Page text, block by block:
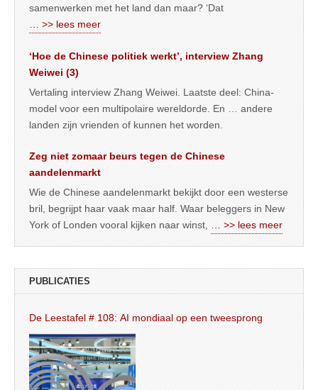
samenwerken met het land dan maar? ‘Dat
… >> lees meer
‘Hoe de Chinese politiek werkt’, interview Zhang
Weiwei (3)
Vertaling interview Zhang Weiwei. Laatste deel: China-
model voor een multipolaire wereldorde. En … andere
landen zijn vrienden of kunnen het worden.
Zeg niet zomaar beurs tegen de Chinese
aandelenmarkt
Wie de Chinese aandelenmarkt bekijkt door een westerse
bril, begrijpt haar vaak maar half. Waar beleggers in New
York of Londen vooral kijken naar winst,
… >> lees meer
PUBLICATIES
De Leestafel # 108: AI mondiaal op een tweesprong